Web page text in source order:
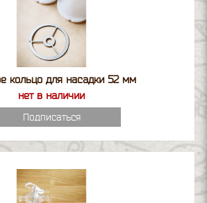
кольцо для насадки 52 мм
нет в наличии
Подписаться